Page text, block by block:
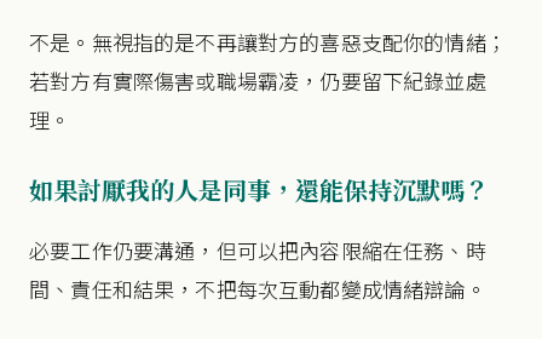
不是。無視指的是不再讓對方的喜惡支配你的情緒；
若對方有實際傷害或職場霸凌，仍要留下紀錄並處
理。
如果討厭我的人是同事，還能保持沉默嗎？
必要工作仍要溝通，但可以把內容限縮在任務、時
間、責任和結果，不把每次互動都變成情緒辯論。